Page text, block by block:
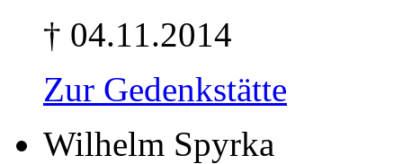
† 04.11.2014
Zur Gedenkstätte
Wilhelm Spyrka